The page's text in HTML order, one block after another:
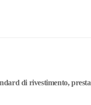
di rivestimento,